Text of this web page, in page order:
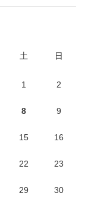
土 日
1 2
8 9
15 16
22 23
29 30